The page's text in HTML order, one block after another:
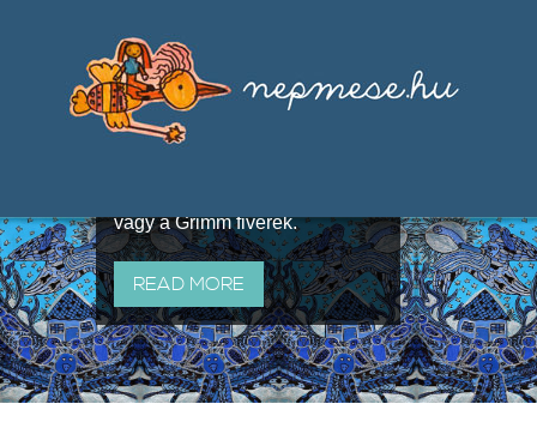
útján terjedő elbeszélésekből,
melyeket olyan ismert gyűjtők
állítottak össze, mint Benedek
vagy a Grimm fivérek.
READ MORE